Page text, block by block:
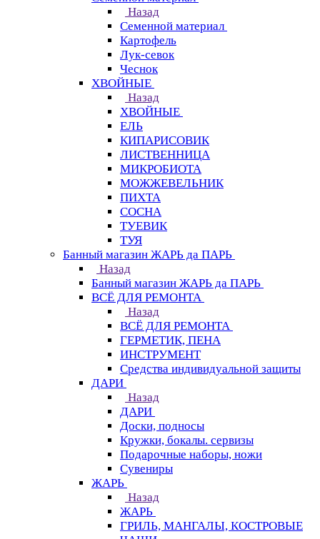
Назад
Семенной материал
Картофель
Лук-севок
Чеснок
ХВОЙНЫЕ
Назад
ХВОЙНЫЕ
ЕЛЬ
КИПАРИСОВИК
ЛИСТВЕННИЦА
МИКРОБИОТА
МОЖЖЕВЕЛЬНИК
ПИХТА
СОСНА
ТУЕВИК
ТУЯ
Банный магазин ЖАРЬ да ПАРЬ
Назад
Банный магазин ЖАРЬ да ПАРЬ
ВСЁ ДЛЯ РЕМОНТА
Назад
ВСЁ ДЛЯ РЕМОНТА
ГЕРМЕТИК, ПЕНА
ИНСТРУМЕНТ
Средства индивидуальной защиты
ДАРИ
Назад
ДАРИ
Доски, подносы
Кружки, бокалы. сервизы
Подарочные наборы, ножи
Сувениры
ЖАРЬ
Назад
ЖАРЬ
ГРИЛЬ, МАНГАЛЫ, КОСТРОВЫЕ